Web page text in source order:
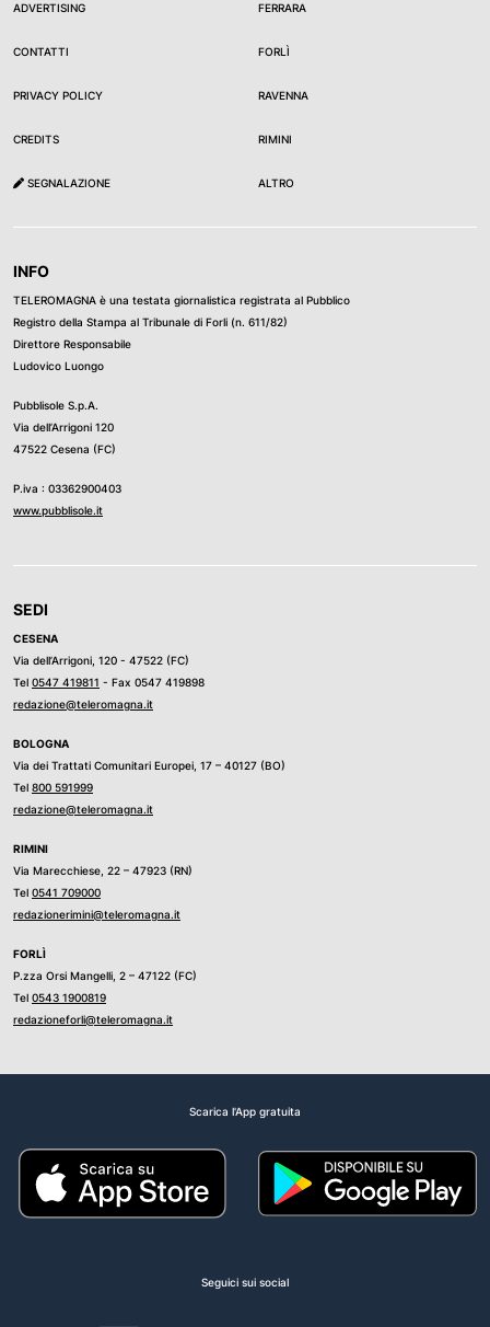
ADVERTISING
CONTATTI
PRIVACY POLICY
CREDITS
SEGNALAZIONE
FERRARA
FORLÌ
RAVENNA
RIMINI
ALTRO
INFO
TELEROMAGNA è una testata giornalistica registrata al Pubblico
Registro della Stampa al Tribunale di Forli (n. 611/82)
Direttore Responsabile
Ludovico Luongo
Pubblisole S.p.A.
Via dell’Arrigoni 120
47522 Cesena (FC)
P.iva : 03362900403
www.pubblisole.it
SEDI
CESENA
Via dell’Arrigoni, 120 - 47522 (FC)
Tel 0547 419811 - Fax 0547 419898
redazione@teleromagna.it
BOLOGNA
Via dei Trattati Comunitari Europei, 17 – 40127 (BO)
Tel 800 591999
redazione@teleromagna.it
RIMINI
Via Marecchiese, 22 – 47923 (RN)
Tel 0541 709000
redazionerimini@teleromagna.it
FORLÌ
P.zza Orsi Mangelli, 2 – 47122 (FC)
Tel 0543 1900819
redazioneforli@teleromagna.it
Scarica l'App gratuita
Seguici sui social